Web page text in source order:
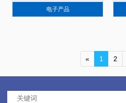
电子产品
« 1 2